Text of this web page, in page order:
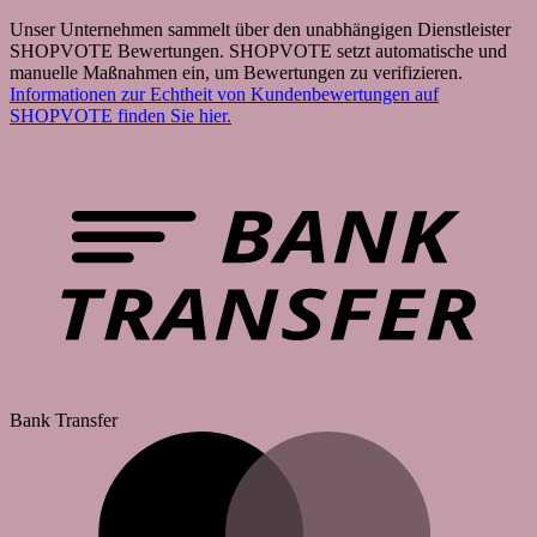
Unser Unternehmen sammelt über den unabhängigen Dienstleister
SHOPVOTE Bewertungen. SHOPVOTE setzt automatische und
manuelle Maßnahmen ein, um Bewertungen zu verifizieren.
Informationen zur Echtheit von Kundenbewertungen auf
SHOPVOTE finden Sie hier.
Bank Transfer